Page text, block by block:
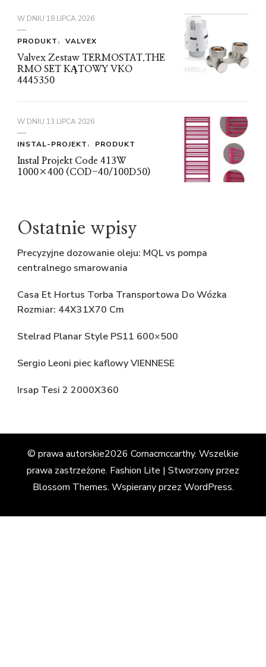
W DNIU 18 LIPCA 2026
PRODUKT
VALVEX
Valvex Zestaw TERMOSTAT.THE
RMO SET KĄTOWY VKO
4445350
W DNIU 13 LIPCA 2026
INSTAL-PROJEKT
PRODUKT
Instal Projekt Code 413W
1000×400 (COD-40/100D50)
Ostatnie wpisy
Precyzyjne dozowanie oleju: MQL vs pompa
centralnego smarowania
Casa Et Hortus Torba Transportowa Do Wózka
Rozmiar: 44X31X70 Cm
Stelrad Planar Style PS11 600×500
Sergio Leoni piec kaflowy VIENNESE
Irsap Tesi 2 2000X360
© prawa autorskie2026 Cornacmccarthy. Wszelkie
prawa zastrzeżone. Fashion Lite | Stworzony przez
Blossom Themes. Wspierany przez WordPress.